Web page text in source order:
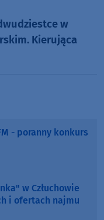
w
Kierująca
stronastrona
- poranny konkurs
w Człuchowie
i ofertach najmu